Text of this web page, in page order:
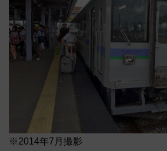
※2014年7月撮影